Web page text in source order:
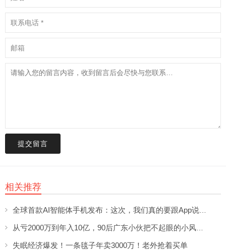
提交留言
相关推荐
失眠经济爆发！一条毯子年卖3000万！老外抢着买单